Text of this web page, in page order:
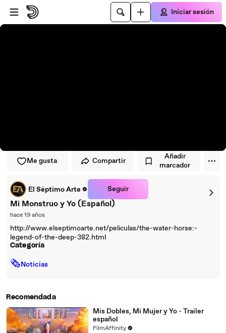
Saltar al reproductor
Saltar al contenido principal
Iniciar sesión
Me gusta Compartir
Añadir
marcador
El Séptimo Arte Seguir
Mi Monstruo y Yo (Español)
hace 19 años
http://www.elseptimoarte.net/peliculas/the-water-horse:-
legend-of-the-deep-382.html
Categoría
🗞Noticias
Recomendada
Mis Dobles, Mi Mujer y Yo - Trailer
español
FilmAffinity